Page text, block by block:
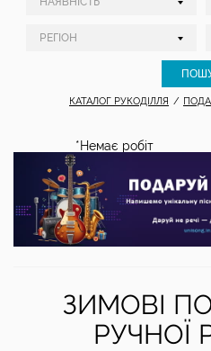
КАТАЛОГ РУКОДІЛЛЯ
*Немає робіт
ЗИМОВІ
РУЧНОЇ